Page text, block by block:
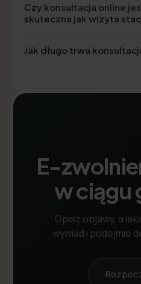
Czy konsultacja online
skuteczna jak wizyta
Jak długo trwa
E-
w ciągu
Opisz objawy, a
wywiad i podejmie